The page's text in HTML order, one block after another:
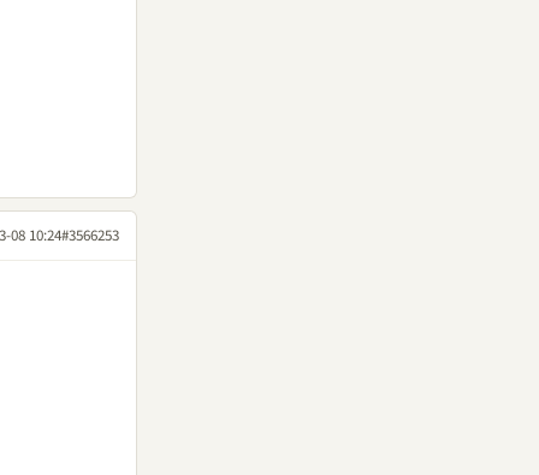
08 10:24#3566253